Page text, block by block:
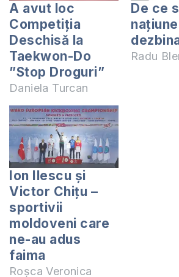
A avut loc
Competiția
Deschisă la
Taekwon-Do
”Stop Droguri”
Daniela Turcan
De ce
națiune
Radu
Ion Ilescu și
Victor Chițu –
sportivii
moldoveni care
ne-au adus
faima
Roșca Veronica